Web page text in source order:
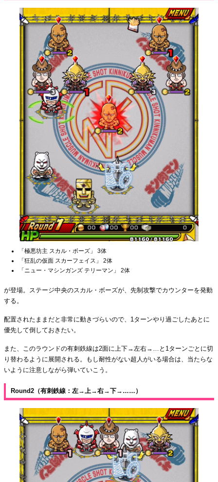
「極悪坊主 スカル・ボーズ」 3体
「狂乱の仮面 スカーフェイス」 2体
「ニュー・マシンガンズ テリーマン」 2体
が登場。ステージ中央のスカル・ボーズが、先制攻撃でカウンターを発動
する。
配置されたままだと非常に動きづらいので、1ターンやり過ごしたあとに
優先して倒しておきたい。
また、このラウンドの有刺鉄線は2面に上下→左右→…と1ターンごとに切
り替わるように展開される。もし耐性がない超人がいる場合は、当たらな
いように注意しながら弾いていこう。
Round2（有刺鉄線：左→上→右→下→……）